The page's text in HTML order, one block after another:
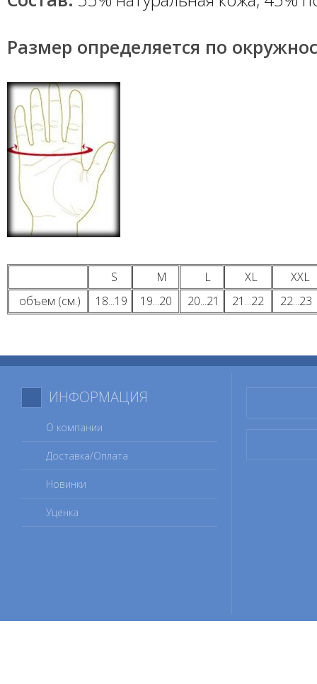
Размер определяется по
S M L XL
XXL
объем (см.)
18...19 19...20 20...21 21...22 22...23
ИНФОРМАЦИЯ
О компании
Доставка/Оплата
Новинки
Уценка